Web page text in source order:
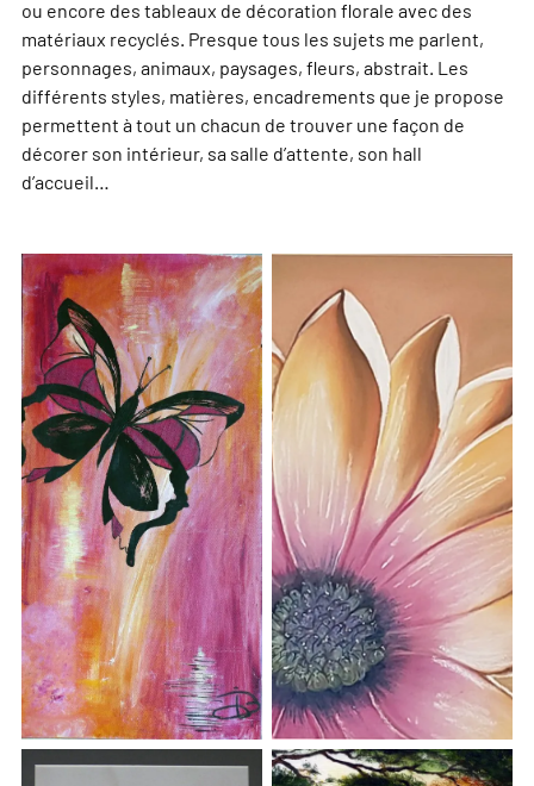
ou encore des tableaux de décoration florale avec des
matériaux recyclés. Presque tous les sujets me parlent,
personnages, animaux, paysages, fleurs, abstrait. Les
différents styles, matières, encadrements que je propose
permettent à tout un chacun de trouver une façon de
décorer son intérieur, sa salle d’attente, son hall
d’accueil…